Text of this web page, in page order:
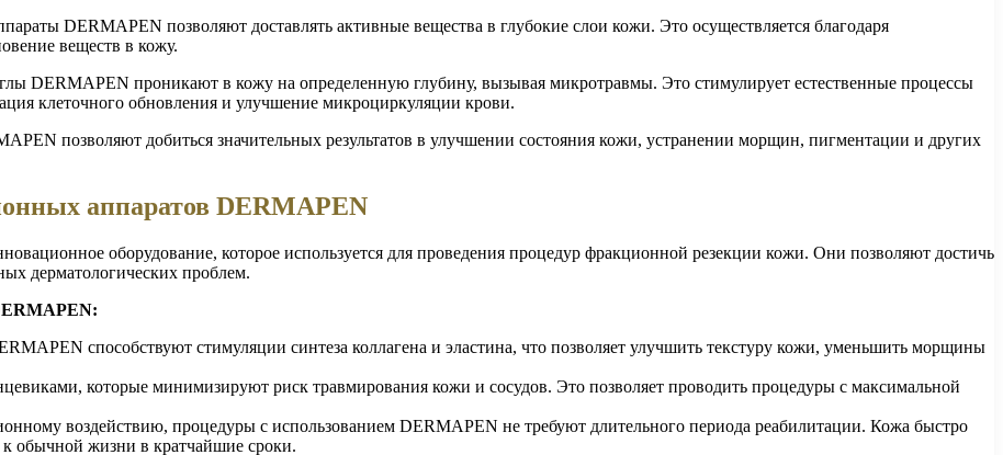
DERMAPEN позволяют доставлять активные вещества в глубокие слои кожи. Это осуществляется благодаря
веществ в кожу.
DERMAPEN проникают в кожу на определенную глубину, вызывая микротравмы. Это стимулирует естественные процессы
клеточного обновления и улучшение микроциркуляции крови.
позволяют добиться значительных результатов в улучшении состояния кожи, устранении морщин, пигментации и других
аппаратов DERMAPEN
оборудование, которое используется для проведения процедур фракционной резекции кожи. Они позволяют достичь
дерматологических проблем.
способствуют стимуляции синтеза коллагена и эластина, что позволяет улучшить текстуру кожи, уменьшить морщины
которые минимизируют риск травмирования кожи и сосудов. Это позволяет проводить процедуры с максимальной
воздействию, процедуры с использованием DERMAPEN не требуют длительного периода реабилитации. Кожа быстро
к обычной жизни в кратчайшие сроки.